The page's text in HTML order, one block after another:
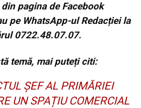
pagina de Facebook
pe WhatsApp-ul Redacției la
0722.48.07.07.
temă, mai puteți citi:
ȘEF AL PRIMĂRIEI
UN SPAȚIU COMERCIAL